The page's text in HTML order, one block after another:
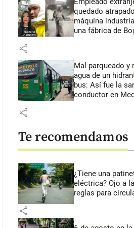
quedado
máquina
una fábrica de
share
Mal parqueado y
agua de un
bus: Así fue la
conductor en
share
Te recomendamos
¿Tiene una
eléctrica? Ojo a
reglas para
share